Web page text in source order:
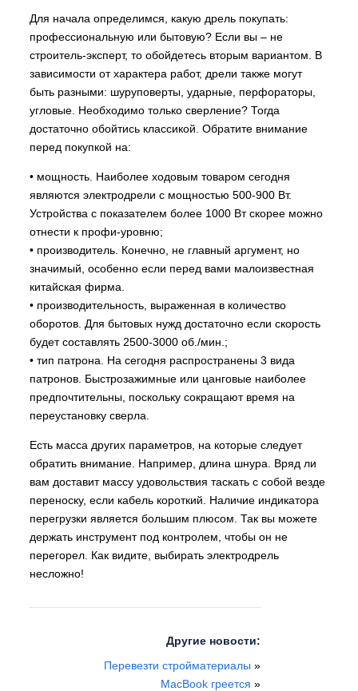
Для начала определимся, какую дрель покупать:
профессиональную или бытовую? Если вы – не
строитель-эксперт, то обойдетесь вторым вариантом. В
зависимости от характера работ, дрели также могут
быть разными: шуруповерты, ударные, перфораторы,
угловые. Необходимо только сверление? Тогда
достаточно обойтись классикой. Обратите внимание
перед покупкой на:
• мощность. Наиболее ходовым товаром сегодня
являются электродрели с мощностью 500-900 Вт.
Устройства с показателем более 1000 Вт скорее можно
отнести к профи-уровню;
• производитель. Конечно, не главный аргумент, но
значимый, особенно если перед вами малоизвестная
китайская фирма.
• производительность, выраженная в количество
оборотов. Для бытовых нужд достаточно если скорость
будет составлять 2500-3000 об./мин.;
• тип патрона. На сегодня распространены 3 вида
патронов. Быстрозажимные или цанговые наиболее
предпочтительны, поскольку сокращают время на
переустановку сверла.
Есть масса других параметров, на которые следует
обратить внимание. Например, длина шнура. Вряд ли
вам доставит массу удовольствия таскать с собой везде
переноску, если кабель короткий. Наличие индикатора
перегрузки является большим плюсом. Так вы можете
держать инструмент под контролем, чтобы он не
перегорел. Как видите, выбирать электродрель
несложно!
Другие новости:
Перевезти стройматериалы »
MacBook греется »